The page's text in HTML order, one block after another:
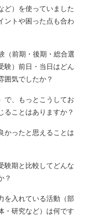
ど）を使っていました
ントや困った点も合わ
（前期・後期・総合選
験）前日・当日はどん
囲気でしたか？
で、もっとこうしてお
ることはありますか？
かったと思えることは
験期と比較してどんな
？
を入れている活動（部
・研究など）は何です